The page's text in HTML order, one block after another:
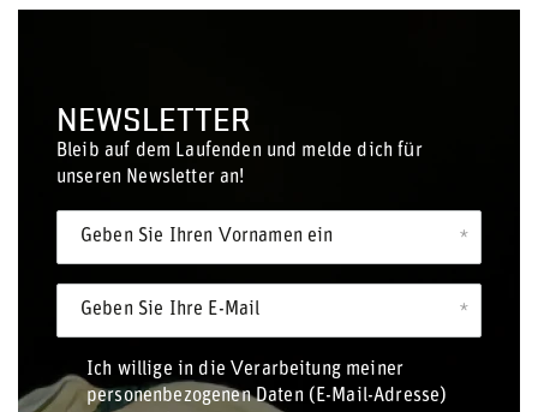
NEWSLETTER
Bleib auf dem Laufenden und melde dich für
unseren Newsletter an!
Geben Sie Ihren Vornamen ein
Geben Sie Ihre E-Mail
Ich willige in die Verarbeitung meiner
personenbezogenen Daten (E-Mail-Adresse)